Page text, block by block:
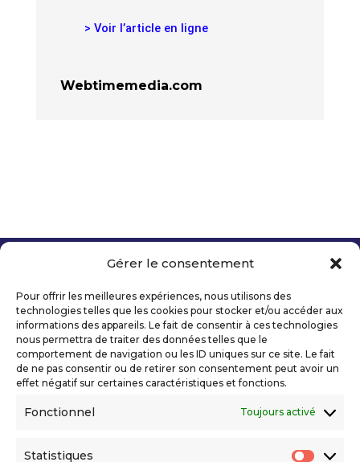
Gérer le consentement
Pour offrir les meilleures expériences, nous utilisons des
technologies telles que les cookies pour stocker et/ou accéder aux
informations des appareils. Le fait de consentir à ces technologies
nous permettra de traiter des données telles que le
comportement de navigation ou les ID uniques sur ce site. Le fait
de ne pas consentir ou de retirer son consentement peut avoir un
effet négatif sur certaines caractéristiques et fonctions.
Fonctionnel Toujours activé
Statistiques
> Voir l’article en ligne
Webtimemedia.com
Mentions légales
Politique de confidentialité
Déclaration d’accessibilité numérique
Ils nous soutiennent